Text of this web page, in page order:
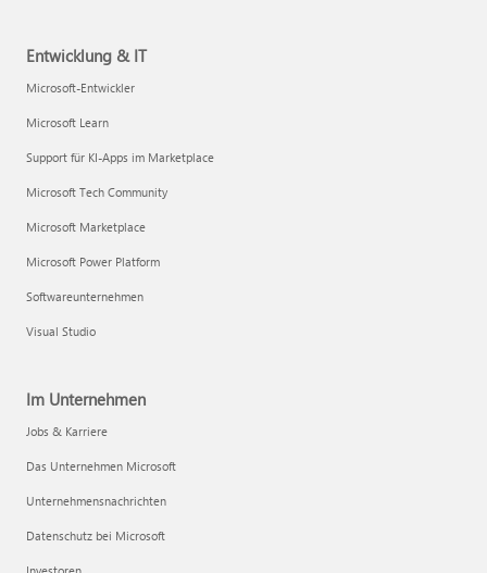
Entwicklung & IT
Microsoft-Entwickler
Microsoft Learn
Support für KI-Apps im Marketplace
Microsoft Tech Community
Microsoft Marketplace
Microsoft Power Platform
Softwareunternehmen
Visual Studio
Im Unternehmen
Jobs & Karriere
Das Unternehmen Microsoft
Unternehmensnachrichten
Datenschutz bei Microsoft